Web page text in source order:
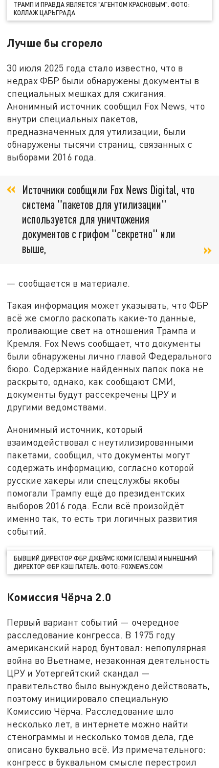
ТРАМП И ПРАВДА ЯВЛЯЕТСЯ "АГЕНТОМ КРАСНОВЫМ". ФОТО:
КОЛЛАЖ ЦАРЬГРАДА
Лучше бы сгорело
30 июля 2025 года стало известно, что в
недрах ФБР были обнаружены документы в
специальных мешках для сжигания.
Анонимный источник сообщил Fox News, что
внутри специальных пакетов,
предназначенных для утилизации, были
обнаружены тысячи страниц, связанных с
выборами 2016 года.
Источники сообщили Fox News Digital, что
система "пакетов для утилизации"
используется для уничтожения
документов с грифом "секретно" или
выше,
— сообщается в материале.
Такая информация может указывать, что ФБР
всё же смогло раскопать какие-то данные,
проливающие свет на отношения Трампа и
Кремля. Fox News сообщает, что документы
были обнаружены лично главой Федерального
бюро. Содержание найденных папок пока не
раскрыто, однако, как сообщают СМИ,
документы будут рассекречены ЦРУ и
другими ведомствами.
Анонимный источник, который
взаимодействовал с неутилизированными
пакетами, сообщил, что документы могут
содержать информацию, согласно которой
русские хакеры или спецслужбы якобы
помогали Трампу ещё до президентских
выборов 2016 года. Если всё произойдёт
именно так, то есть три логичных развития
событий.
БЫВШИЙ ДИРЕКТОР ФБР ДЖЕЙМС КОМИ (СЛЕВА) И НЫНЕШНИЙ
ДИРЕКТОР ФБР КЭШ ПАТЕЛЬ. ФОТО: FOXNEWS.COM
Комиссия Чёрча 2.0
Первый вариант событий — очередное
расследование конгресса. В 1975 году
американский народ бунтовал: непопулярная
война во Вьетнаме, незаконная деятельность
ЦРУ и Уотергейтский скандал —
правительство было вынуждено действовать,
поэтому инициировало специальную
Комиссию Чёрча. Расследование шло
несколько лет, в интернете можно найти
стенограммы и несколько томов дела, где
описано буквально всё. Из примечательного:
конгресс в буквальном смысле перестроил